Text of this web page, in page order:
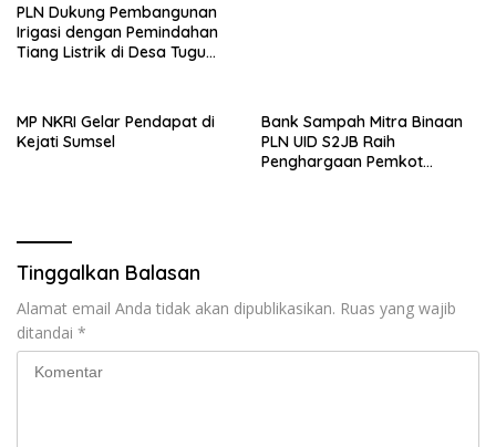
PLN Dukung Pembangunan
Irigasi dengan Pemindahan
Tiang Listrik di Desa Tugu
‎MP NKRI Gelar Pendapat di
Kejati Sumsel
Bank Sampah Mitra Binaan
PLN UID S2JB Raih
Penghargaan Pemkot
Tinggalkan Balasan
Alamat email Anda tidak akan dipublikasikan. Ruas yang wajib
ditandai *